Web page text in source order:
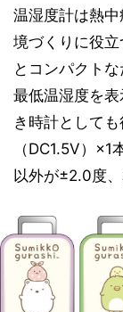
温湿度計は熱
境づくりに役
とコンパクト
最低温湿度を
き時計として
（DC1.5V）
以外が±2.0度、